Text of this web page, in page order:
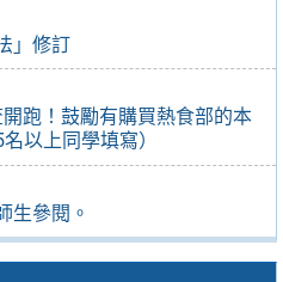
」修訂
跑！鼓勵有購買熱食部的本
以上同學填寫）
生參閱。